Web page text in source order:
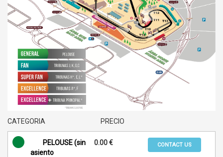
CATEGORIA PRECIO
PELOUSE (sin
asiento
0.00 € CONTACT US